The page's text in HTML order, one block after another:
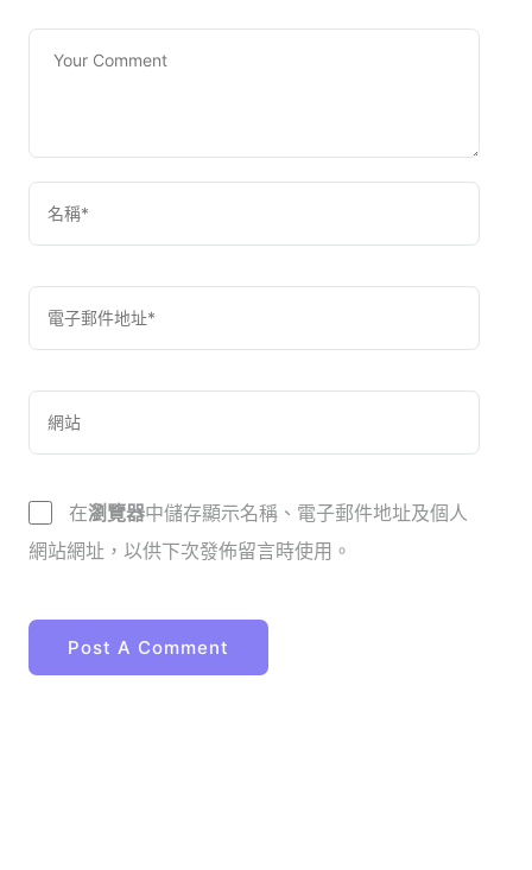
在瀏覽器中儲存顯示名稱、電子郵件地址及個人
網站網址，以供下次發佈留言時使用。